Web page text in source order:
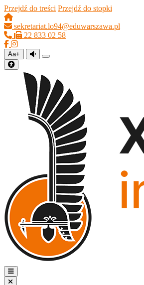
Przejdź do treści Przejdź do stopki
sekretariat.lo94@eduwarszawa.pl
22 833 02 58
Aa+